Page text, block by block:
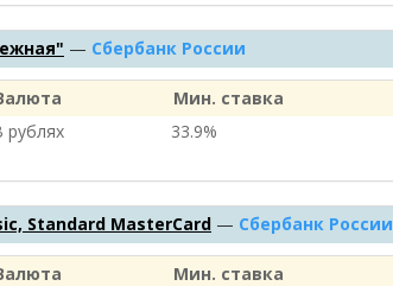
— Сбербанк России
Мин. ставка
рублях
33.9%
Standard MasterCard — Сбербанк России
Мин. ставка